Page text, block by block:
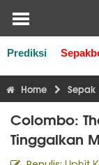
Prediksi
Liga Inggris Liga
Home Sepak
Colombo:
Tinggalkan